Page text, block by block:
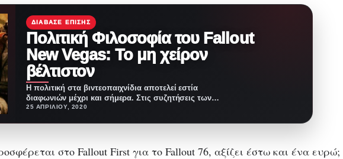
ΔΙΆΒΑΣΕ ΕΠΊΣΗΣ
Πολιτική Φιλοσοφία του Fallout
New Vegas: Το μη χείρον
βέλτιστον
Η πολιτική στα βιντεοπαιχνίδια αποτελεί εστία
διαφωνιών μέχρι και σήμερα. Στις συζητήσεις των
γκέιμερς για το…
25 ΑΠΡΙΛΊΟΥ, 2020
στο Fallout First για το Fallout 76, αξίζει έστω και ένα ευρώ;